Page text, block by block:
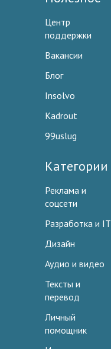
Центр
поддержки
Вакансии
Блог
Insolvo
Kadrout
99uslug
Категории
Реклама и
соцсети
Разработка и IT
Дизайн
Аудио и видео
Тексты и
перевод
Личный
помощник